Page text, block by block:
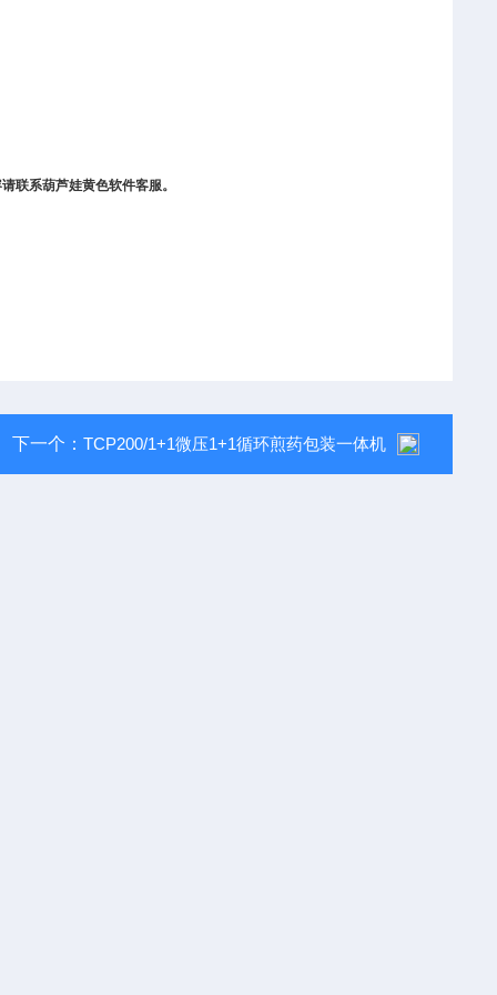
联系葫芦娃黄色软件客服。
下一个： TCP200/1+1微压1+1循环煎药包装一体机